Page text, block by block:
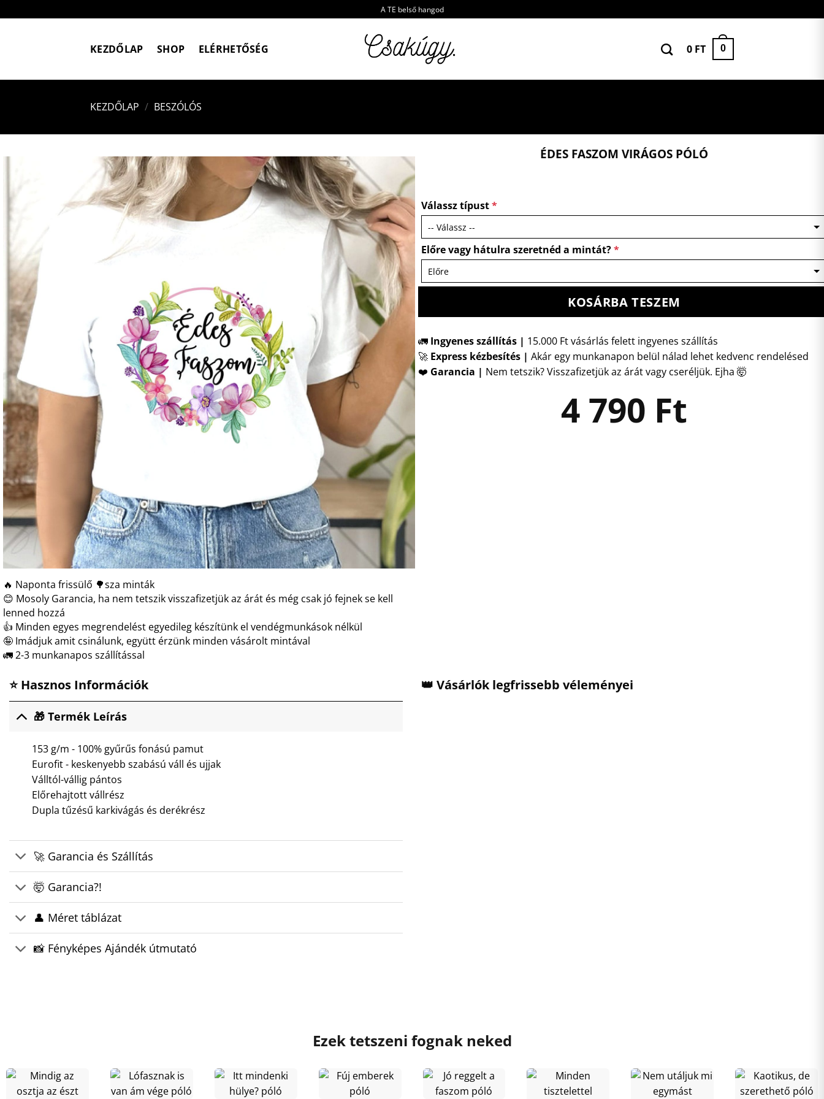
to
A TE belső hangod
KEZDŐLAP SHOP ELÉRHETŐSÉG 0 FT 0
KEZDŐLAP / BESZÓLÓS
🔥 Naponta frissülő 🌳sza minták
😊 Mosoly Garancia, ha nem tetszik visszafizetjük az árát és még csak jó fejnek se kell
lenned hozzá
👍 Minden egyes megrendelést egyedileg készítünk el vendégmunkások nélkül
🤪 Imádjuk amit csinálunk, együtt érzünk minden vásárolt mintával
🚛 2-3 munkanapos szállítással
ÉDES FASZOM VIRÁGOS PÓLÓ
Válassz típust*
Előre vagy hátulra szeretnéd a mintát?*
KOSÁRBA TESZEM
🚛 Ingyenes szállítás | 15.000 Ft vásárlás felett ingyenes szállítás
🚀 Express kézbesítés | Akár egy munkanapon belül nálad lehet kedvenc rendelésed
❤️ Garancia | Nem tetszik? Visszafizetjük az árát vagy cseréljük. Ejha 🤯
4 790 Ft
⭐ Hasznos Információk
🎁 Termék Leírás
153 g/m - 100% gyűrűs fonású pamut
Eurofit - keskenyebb szabású váll és ujjak
Válltól-vállig pántos
Előrehajtott vállrész
Dupla tűzésű karkivágás és derékrész
🚀 Garancia és Szállítás
🤯 Garancia?!
👤 Méret táblázat
📸 Fényképes Ajándék útmutató
👑 Vásárlók legfrissebb véleményei
Ezek tetszeni fognak neked